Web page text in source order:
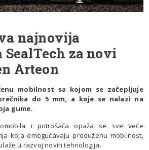
najnovija
za novi
Arteon
mobilnost sa kojom se začepljuje
do 5 mm, a koje se nalazi na
gume.
i potrošača opaža se sve veće
koja omogućavaju produženu mobilnost,
u razvoj novih tehnologija.